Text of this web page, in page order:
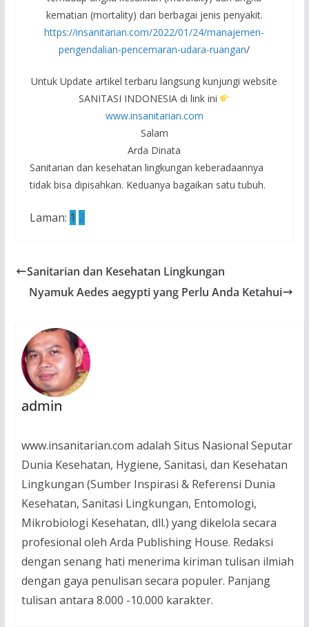
kematian (mortality) dari berbagai jenis penyakit.
https://insanitarian.com/2022/01/24/manajemen-
pengendalian-pencemaran-udara-ruangan/
Untuk Update artikel terbaru langsung kunjungi website
SANITASI INDONESIA di link ini
www.insanitarian.com
Salam
Arda Dinata
Sanitarian dan kesehatan lingkungan keberadaannya
tidak bisa dipisahkan. Keduanya bagaikan satu tubuh.
Laman: 1 2
Sanitarian dan Kesehatan Lingkungan
Nyamuk Aedes aegypti yang Perlu Anda Ketahui
admin
www.insanitarian.com adalah Situs Nasional Seputar
Dunia Kesehatan, Hygiene, Sanitasi, dan Kesehatan
Lingkungan (Sumber Inspirasi & Referensi Dunia
Kesehatan, Sanitasi Lingkungan, Entomologi,
Mikrobiologi Kesehatan, dll.) yang dikelola secara
profesional oleh Arda Publishing House. Redaksi
dengan senang hati menerima kiriman tulisan ilmiah
dengan gaya penulisan secara populer. Panjang
tulisan antara 8.000 -10.000 karakter.